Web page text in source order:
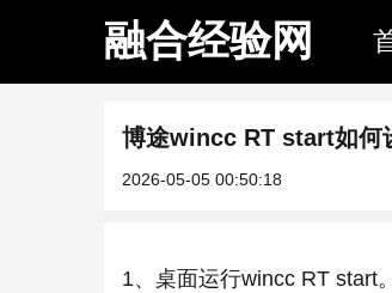
融合经验网
博途wincc RT start如何
2026-05-05 00:50:18
1、桌面运行wincc RT start。